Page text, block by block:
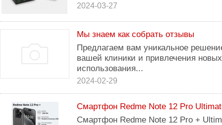
2024-03-27
Мы знаем как собрать отзывы
Предлагаем вам уникальное
вашей клиники и привлечения
использования...
2024-02-29
Смартфон Redme Note 12 Pro
Смартфон Redme Note 12 Pro +